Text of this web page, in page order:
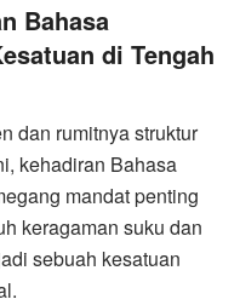
Bahasa
di Tengah
dan rumitnya struktur
kehadiran Bahasa
mandat penting
keragaman suku dan
sebuah kesatuan